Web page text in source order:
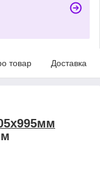
товар Доставка